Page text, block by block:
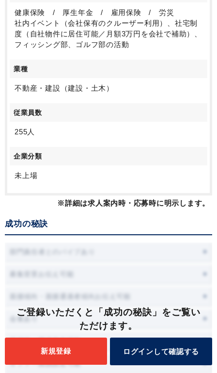
健康保険 / 厚生年金 / 雇用保険 / 労災
社内イベント（会社保有のクルーザー利用）、社宅制
度（自社物件に居住可能／月額3万円を会社で補助）、
フィッシング部、ゴルフ部の活動
業種
不動産・建設（建設・土木）
従業員数
255人
企業分類
未上場
※詳細は求人案内時・応募時に明示します。
成功の秘訣
ご登録いただくと「成功の秘訣」をご覧い
ただけます。
新規登録 ログインして確認する
会食あり
オファー面談設定可能